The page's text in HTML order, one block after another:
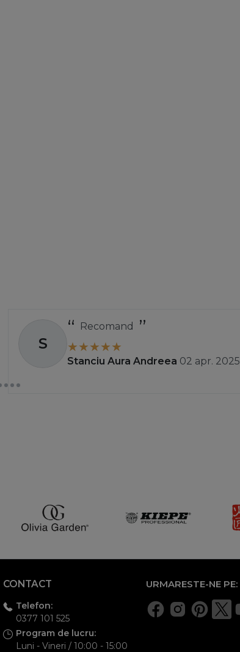
S
Recomand
Stanciu Aura Andreea 02 apr. 2025
CONTACT
Telefon:
0377 101 525
Program de lucru:
Luni - Vineri / 10:00 - 15:00
URMARESTE-NE PE: